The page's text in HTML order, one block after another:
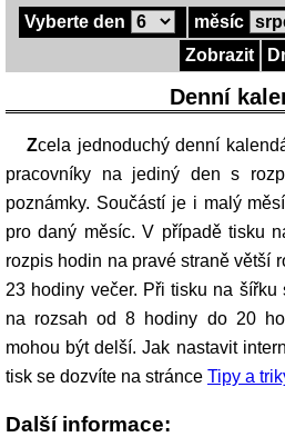
Vyberte den měsíc
Zobrazit
Denní
Zcela jednoduchý denní kalendář pro maximálně vytížené
pracovníky na jediný den s
poznámky. Součástí je i malý
pro daný měsíc. V případě tisku
rozpis hodin na pravé straně větší
23 hodiny večer. Při tisku na
na rozsah od 8 hodiny do 20
mohou být delší. Jak nastavit
tisk se dozvíte na stránce Tipy a
Další informace: